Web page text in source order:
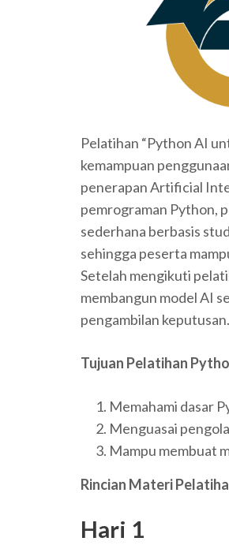
Pelatihan “Python AI
kemampuan
penerapan Artificial
pemrograman Python,
sederhana berbasis
sehingga peserta
Setelah mengikuti
membangun model AI
pengambilan keputusan.
Tujuan Pelatihan
Memahami dasar
Menguasai
Mampu membuat
Rincian Materi
Hari 1